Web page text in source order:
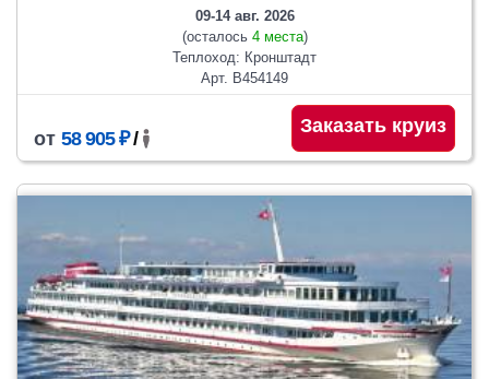
09-14 авг. 2026
(осталось 4 места)
Теплоход: Кронштадт
Арт. В454149
от 58 905 ₽/
Заказать круиз